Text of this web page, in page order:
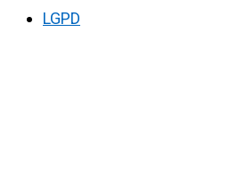
LGPD